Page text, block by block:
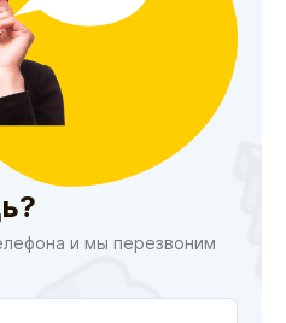
и мы перезвоним